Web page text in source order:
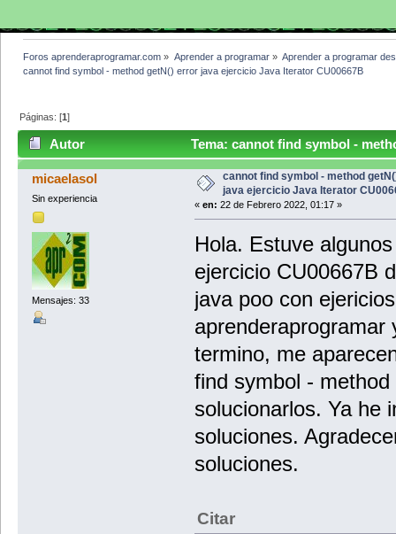
Foros aprenderaprogramar.com » Aprender a programar» Aprender a programar
cannot find symbol - method getN() error java ejercicio Java Iterator CU00667B
Páginas: [1]
Autor
Tema: cannot find symbol -
CU00667B (Leído 5381 veces)
micaelasol
Sin experiencia
Mensajes: 33
cannot find symbol - method
java ejercicio Java Iterator
« en: 22 de Febrero 2022, 01:17 »
Hola. Estuve
ejercicio CU00667B
java poo con
aprenderaprogramar
termino, me
find symbol -
solucionarlos. Ya he
soluciones.
soluciones.
Citar